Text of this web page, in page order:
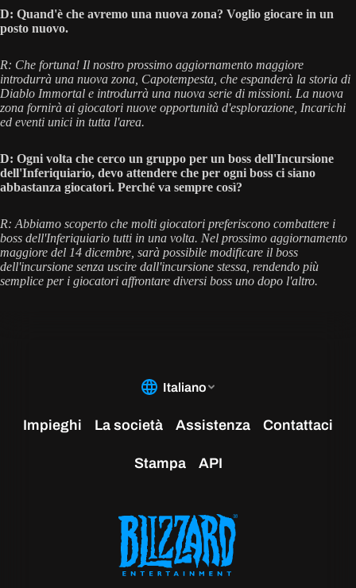
D: Quand'è che avremo una nuova zona? Voglio giocare in un
posto nuovo.
R: Che fortuna! Il nostro prossimo aggiornamento maggiore
introdurrà una nuova zona, Capotempesta, che espanderà la storia di
Diablo Immortal e introdurrà una nuova serie di missioni. La nuova
zona fornirà ai giocatori nuove opportunità d'esplorazione, Incarichi
ed eventi unici in tutta l'area.
D: Ogni volta che cerco un gruppo per un boss dell'Incursione
dell'Inferiquiario, devo attendere che per ogni boss ci siano
abbastanza giocatori. Perché va sempre così?
R: Abbiamo scoperto che molti giocatori preferiscono combattere i
boss dell'Inferiquiario tutti in una volta. Nel prossimo aggiornamento
maggiore del 14 dicembre, sarà possibile modificare il boss
dell'incursione senza uscire dall'incursione stessa, rendendo più
semplice per i giocatori affrontare diversi boss uno dopo l'altro.